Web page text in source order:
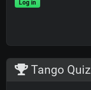
Log in
Tango Quiz